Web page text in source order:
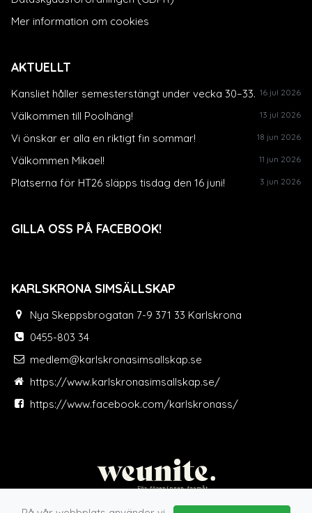
Mer information om cookies
AKTUELLT
Kansliet håller semesterstängt under vecka 30–33. 16 jul 2026
Välkommen till Poolhäng! 13 jul 2026
Vi önskar er alla en riktigt fin sommar! 18 jun 2026
Välkommen Mikael! 11 jun 2026
Platserna för HT26 släpps tisdag den 16 juni! 3 jun 2026
GILLA OSS PÅ FACEBOOK!
KARLSKRONA SIMSÄLLSKAP
Nya Skeppsbrogatan 7-9 371 33 Karlskrona
0455-803 34
medlem@karlskronasimsallskap.se
https://www.karlskronasimsallskap.se/
https://www.facebook.com/karlskronass/